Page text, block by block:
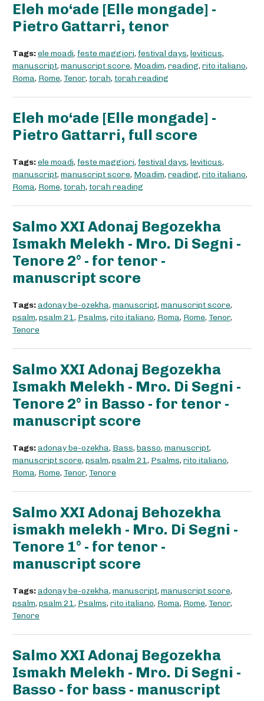
Eleh mo‘ade [Elle mongade] -
Pietro Gattarri, tenor
Tags:ele moadi, feste maggiori, festival days, leviticus,
manuscript, manuscript score, Moadim, reading, rito italiano,
Roma, Rome, Tenor, torah, torah reading
Eleh mo‘ade [Elle mongade] -
Pietro Gattarri, full score
Tags:ele moadi, feste maggiori, festival days, leviticus,
manuscript, manuscript score, Moadim, reading, rito italiano,
Roma, Rome, torah, torah reading
Salmo XXI Adonaj Begozekha
Ismakh Melekh - Mro. Di Segni -
Tenore 2° - for tenor -
manuscript score
Tags:adonay be-ozekha, manuscript, manuscript score,
psalm, psalm 21, Psalms, rito italiano, Roma, Rome, Tenor,
Tenore
Salmo XXI Adonaj Begozekha
Ismakh Melekh - Mro. Di Segni -
Tenore 2° in Basso - for tenor -
manuscript score
Tags:adonay be-ozekha, Bass, basso, manuscript,
manuscript score, psalm, psalm 21, Psalms, rito italiano,
Roma, Rome, Tenor, Tenore
Salmo XXI Adonaj Behozekha
ismakh melekh - Mro. Di Segni -
Tenore 1° - for tenor -
manuscript score
Tags:adonay be-ozekha, manuscript, manuscript score,
psalm, psalm 21, Psalms, rito italiano, Roma, Rome, Tenor,
Tenore
Salmo XXI Adonaj Begozekha
Ismakh Melekh - Mro. Di Segni -
Basso - for bass - manuscript